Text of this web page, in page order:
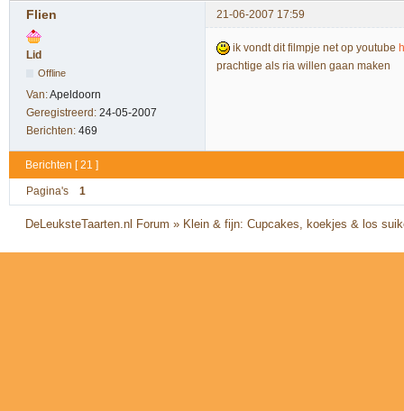
Flien 21-06-2007 17:59
Lid
Offline
Van:Apeldoorn
Geregistreerd: 24-05-2007
Berichten: 469
ik vondt dit filmpje net op youtube
prachtige als ria willen gaan maken
Berichten [ 21 ]
Pagina's 1
DeLeuksteTaarten.nl Forum » Klein & fijn: Cupcakes, koekjes & los